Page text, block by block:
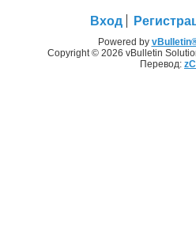
Вход
Powered by
Copyright © 2026 vBulletin
Перевод: